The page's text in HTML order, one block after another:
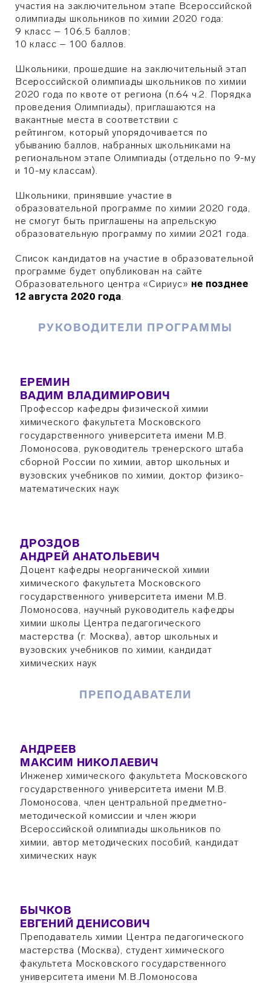
участия на заключительном этапе Всероссийской
олимпиады школьников по химии 2020 года:
9 класс – 106.5 баллов;
10 класс – 100 баллов.
Школьники, прошедшие на заключительный этап
Всероссийской олимпиады школьников по химии
2020 года по квоте от региона (п.64 ч.2. Порядка
проведения Олимпиады), приглашаются на
вакантные места в соответствии с
рейтингом, который упорядочивается по
убыванию баллов, набранных школьниками на
региональном этапе Олимпиады (отдельно по 9-му
и 10-му классам).
Школьники, принявшие участие в
образовательной программе по химии 2020 года,
не смогут быть приглашены на апрельскую
образовательную программу по химии 2021 года.
Список кандидатов на участие в образовательной
программе будет опубликован на сайте
Образовательного центра «Сириус»не позднее
12 августа 2020 года.
РУКОВОДИТЕЛИ ПРОГРАММЫ
ЕРЕМИН
ВАДИМ ВЛАДИМИРОВИЧ
Профессор кафедры физической химии
химического факультета Московского
государственного университета имени М.В.
Ломоносова, руководитель тренерского штаба
сборной России по химии, автор школьных и
вузовских учебников по химии, доктор физико-
математических наук
ДРОЗДОВ
АНДРЕЙ АНАТОЛЬЕВИЧ
Доцент кафедры неорганической химии
химического факультета Московского
государственного университета имени М.В.
Ломоносова, научный руководитель кафедры
химии школы Центра педагогического
мастерства (г. Москва), автор школьных и
вузовских учебников по химии, кандидат
химических наук
ПРЕПОДАВАТЕЛИ
АНДРЕЕВ
МАКСИМ НИКОЛАЕВИЧ
Инженер химического факультета Московского
государственного университета имени М.В.
Ломоносова, член центральной предметно-
методической комиссии и член жюри
Всероссийской олимпиады школьников по
химии, автор методических пособий, кандидат
химических наук
БЫЧКОВ
ЕВГЕНИЙ ДЕНИСОВИЧ
Преподаватель химии Центра педагогического
мастерства (Москва), студент химического
факультета Московского государственного
университета имени М.В.Ломоносова